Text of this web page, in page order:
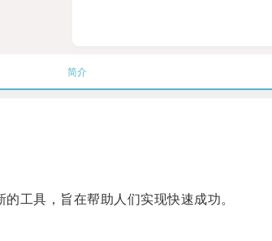
简介
工具，旨在帮助人们实现快速成功。